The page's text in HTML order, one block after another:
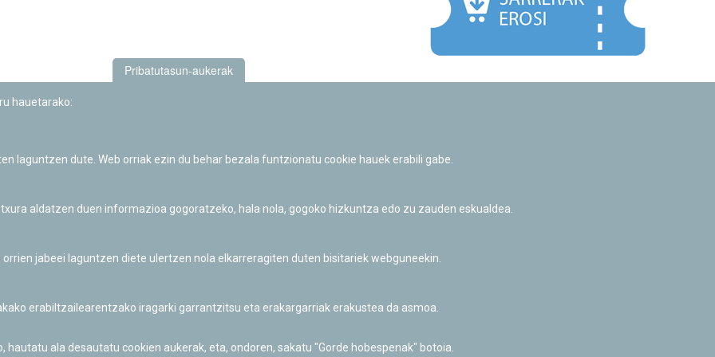
Informazio publikoa eskatzeko baimena
Pribatutasun-aukerak
hauetarako:
laguntzen dute. Web orriak ezin du behar bezala funtzionatu cookie hauek erabili gabe.
aldatzen duen informazioa gogoratzeko, hala nola, gogoko hizkuntza edo zu zauden eskualdea.
jabeei laguntzen diete ulertzen nola elkarreragiten duten bisitariek webguneekin.
erabiltzailearentzako iragarki garrantzitsu eta erakargarriak erakustea da asmoa.
ala desautatu cookien aukerak, eta, ondoren, sakatu "Gorde hobespenak" botoia.